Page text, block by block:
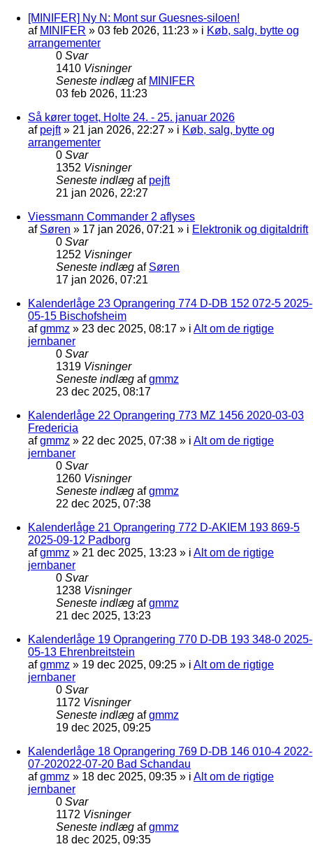
[MINIFER] Ny N: Mont sur Guesnes-siloen!
af MINIFER » 03 feb 2026, 11:23 » i Køb, salg, bytte og
arrangementer
0 Svar
1410 Visninger
Seneste indlæg af MINIFER
03 feb 2026, 11:23
Så kører toget, Holte 24. - 25. januar 2026
af pejft» 21 jan 2026, 22:27 » i Køb, salg, bytte og
arrangementer
0 Svar
1352 Visninger
Seneste indlæg af pejft
21 jan 2026, 22:27
Viessmann Commander 2 aflyses
af Søren » 17 jan 2026, 07:21 » i Elektronik og digitaldrift
0 Svar
1252 Visninger
Seneste indlæg af Søren
17 jan 2026, 07:21
Kalenderlåge 23 Oprangering 774 D-DB 152 072-5 2025-
05-15 Bischofsheim
afgmmz » 23 dec 2025, 08:17 » i Alt om de rigtige
jernbaner
0 Svar
1319 Visninger
Seneste indlæg afgmmz
23 dec 2025, 08:17
Kalenderlåge 22 Oprangering 773 MZ 1456 2020-03-03
Fredericia
afgmmz » 22 dec 2025, 07:38 » i Alt om de rigtige
jernbaner
0 Svar
1260 Visninger
Seneste indlæg afgmmz
22 dec 2025, 07:38
Kalenderlåge 21 Oprangering 772 D-AKIEM 193 869-5
2025-09-12 Padborg
afgmmz » 21 dec 2025, 13:23 » i Alt om de rigtige
jernbaner
0 Svar
1238 Visninger
Seneste indlæg afgmmz
21 dec 2025, 13:23
Kalenderlåge 19 Oprangering 770 D-DB 193 348-0 2025-
05-13 Ehrenbreitstein
afgmmz » 19 dec 2025, 09:25 » i Alt om de rigtige
jernbaner
0 Svar
1172 Visninger
Seneste indlæg afgmmz
19 dec 2025, 09:25
Kalenderlåge 18 Oprangering 769 D-DB 146 010-4 2022-
07-202022-07-20 Bad Schandau
afgmmz » 18 dec 2025, 09:35 » i Alt om de rigtige
jernbaner
0 Svar
1172 Visninger
Seneste indlæg afgmmz
18 dec 2025, 09:35